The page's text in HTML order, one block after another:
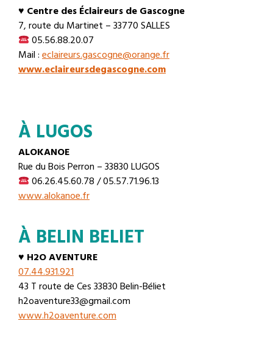
♥ Centre des Éclaireurs de Gascogne
7, route du Martinet – 33770 SALLES
05.56.88.20.07
Mail :eclaireurs.gascogne@orange.fr
www.eclaireursdegascogne.com
À LUGOS
ALOKANOE
Rue du Bois Perron – 33830 LUGOS
06.26.45.60.78 / 05.57.71.96.13
www.alokanoe.fr
À BELIN BELIET
♥ H2O AVENTURE
07.44.931.921
43 T route de Ces 33830 Belin-Béliet
h2oaventure33@gmail.com
www.h2oaventure.com